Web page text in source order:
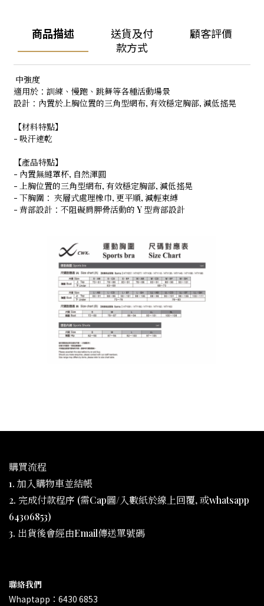
商品描述
送貨及付
款方式
顧客評價
中強度
適用於：訓練、慢跑、跳舞等各種活動場景
設計：內置於上胸位置的三角型網布, 有效穩定胸部, 減低搖晃
【材料特點】
- 吸汗速乾
【產品特點】
- 內置無縫罩杯, 自然渾圓
- 上胸位置的三角型網布, 有效穩定胸部, 減低搖晃
- 下胸圍： 夾層式處理橡巾, 更平順, 減輕束縛
- 背部設計：不阻礙肩胛骨活動的 Y 型背部設計
購買流程
1. 加入購物車並結帳
2. 完成付款程序 (需Cap圖/入數紙於線上回覆, 或whatsapp
64306853)
3. 出貨後會經由Email傳送單號碼
聯絡我們
Whaptapp：6430 6853